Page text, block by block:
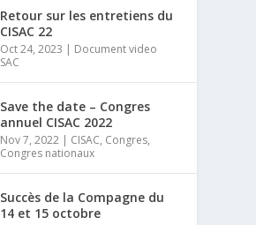
Retour sur les entretiens du
CISAC 22
Oct 24, 2023 | Document video
SAC
Save the date – Congres
annuel CISAC 2022
Nov 7, 2022 | CISAC, Congres,
Congres nationaux
Succès de la Compagne du
14 et 15 octobre